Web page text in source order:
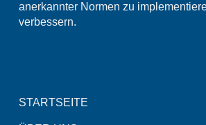
anerkannter Normen zu
verbessern.
STARTSEITE